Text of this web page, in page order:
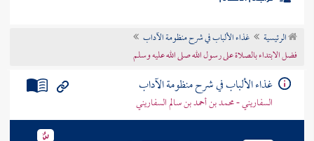
موضوعي
تراجم الأعلام
الرئيسية
غذاء الألباب في شرح منظومة الآداب
فضل الابتداء بالصلاة على رسول الله صلى الله عليه وسلم
غذاء الألباب في شرح منظومة الآداب
السفاريني - محمد بن أحمد بن سالم السفاريني